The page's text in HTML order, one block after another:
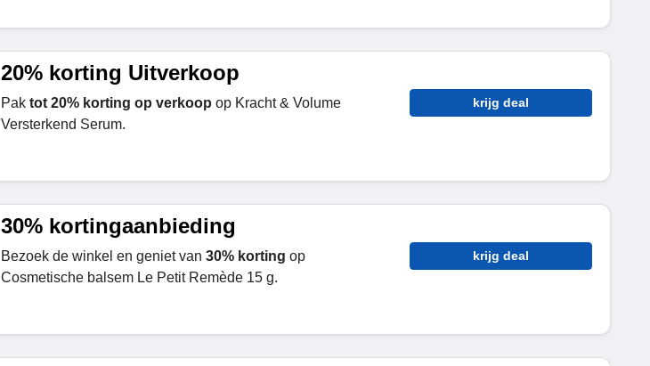
20% korting Uitverkoop
Pak tot 20% korting op verkoop op Kracht & Volume
Versterkend Serum.
krijg deal
30% kortingaanbieding
Bezoek de winkel en geniet van 30% korting op
Cosmetische balsem Le Petit Remède 15 g.
krijg deal